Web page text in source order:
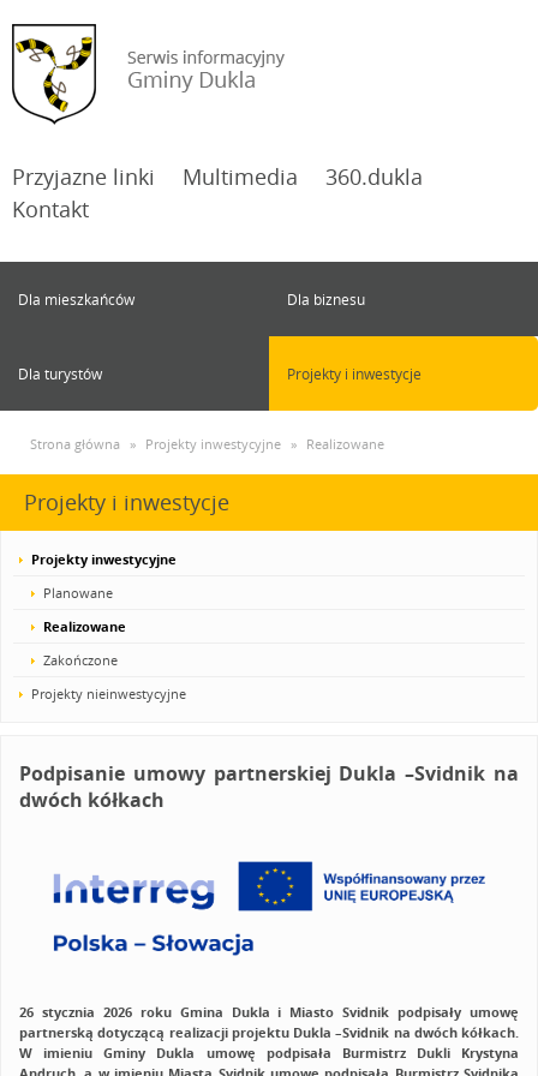
Przyjazne linki Multimedia
360.dukla
Kontakt
Dla mieszkańców Dla biznesu
Dla turystów Projekty i inwestycje
Strona główna » Projekty inwestycyjne » Realizowane
Projekty i inwestycje
Projekty inwestycyjne
Planowane
Realizowane
Zakończone
Projekty nieinwestycyjne
Podpisanie umowy partnerskiej Dukla –Svidnik na
dwóch kółkach
26 stycznia 2026 roku Gmina Dukla i Miasto Svidnik podpisały umowę
partnerską dotyczącą realizacji projektu Dukla –Svidnik na dwóch kółkach
W imieniu Gminy Dukla umowę podpisała Burmistrz Dukli Krystyna